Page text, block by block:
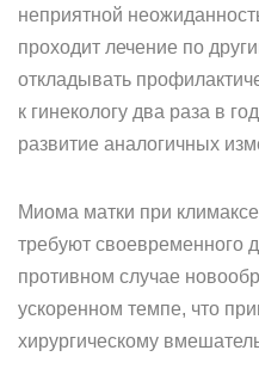
неприятной
проходит лечение по
откладывать
к гинекологу два раза в
развитие аналогичных
Миома матки при
требуют своевременного
противном случае
ускоренном темпе, что
хирургическому